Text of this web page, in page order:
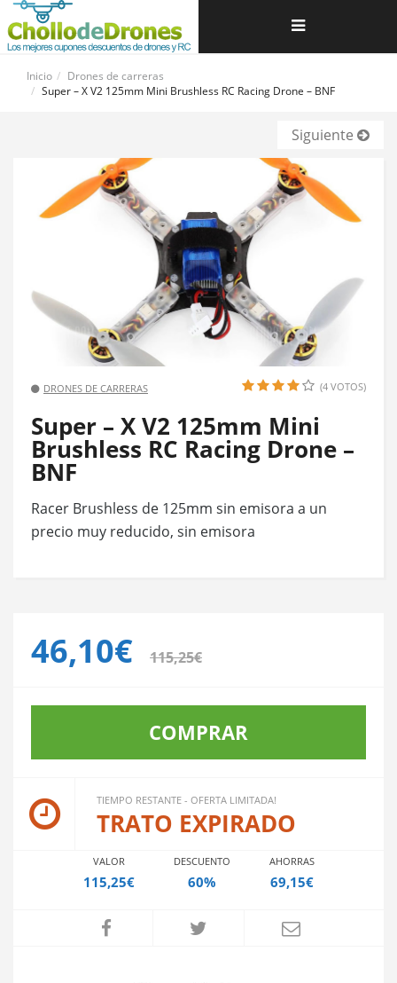
Navegación
palanca
Inicio
Drones de carreras
Super – X V2 125mm Mini Brushless RC Racing Drone – BNF
Siguiente
DRONES DE CARRERAS (4 VOTOS)
Super – X V2 125mm Mini
Brushless RC Racing Drone –
BNF
Racer Brushless de 125mm sin emisora a un
precio muy reducido, sin emisora
46,10€ 115,25€
COMPRAR
TIEMPO RESTANTE - OFERTA LIMITADA!
TRATO EXPIRADO
VALOR
115,25€
DESCUENTO
60%
AHORRAS
69,15€